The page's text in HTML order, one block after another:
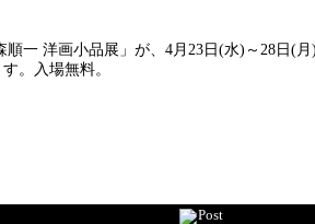
一 洋画小品展」が、4月23日(水)～28日(
。入場無料。
Post